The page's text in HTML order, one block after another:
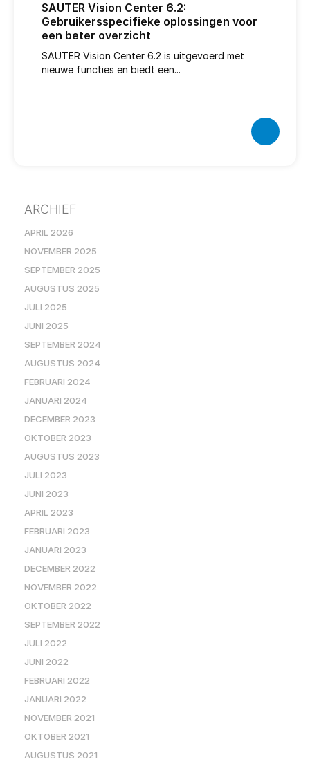
SAUTER Vision Center 6.2:
Gebruikersspecifieke oplossingen voor
een beter overzicht
SAUTER Vision Center 6.2 is uitgevoerd met
nieuwe functies en biedt een...
ARCHIEF
APRIL 2026
NOVEMBER 2025
SEPTEMBER 2025
AUGUSTUS 2025
JULI 2025
JUNI 2025
SEPTEMBER 2024
AUGUSTUS 2024
FEBRUARI 2024
JANUARI 2024
DECEMBER 2023
OKTOBER 2023
AUGUSTUS 2023
JULI 2023
JUNI 2023
APRIL 2023
FEBRUARI 2023
JANUARI 2023
DECEMBER 2022
NOVEMBER 2022
OKTOBER 2022
SEPTEMBER 2022
JULI 2022
JUNI 2022
FEBRUARI 2022
JANUARI 2022
NOVEMBER 2021
OKTOBER 2021
AUGUSTUS 2021